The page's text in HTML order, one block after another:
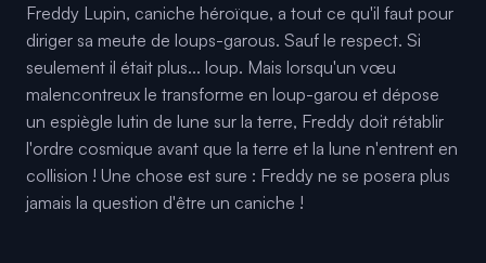
Freddy Lupin, caniche héroïque, a tout ce qu'il faut pour
diriger sa meute de loups-garous. Sauf le respect. Si
seulement il était plus... loup. Mais lorsqu'un vœu
malencontreux le transforme en loup-garou et dépose
un espiègle lutin de lune sur la terre, Freddy doit rétablir
l'ordre cosmique avant que la terre et la lune n'entrent en
collision ! Une chose est sure : Freddy ne se posera plus
jamais la question d'être un caniche !